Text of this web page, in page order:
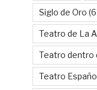
Siglo de Oro
Teatro de La
Teatro dentro
Teatro